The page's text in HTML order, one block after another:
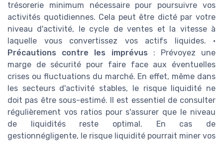
trésorerie minimum nécessaire pour poursuivre vos
activités quotidiennes. Cela peut être dicté par votre
niveau d'activité, le cycle de ventes et la vitesse à
laquelle vous convertissez vos actifs liquides. •
Précautions contre les imprévus : Prévoyez une
marge de sécurité pour faire face aux éventuelles
crises ou fluctuations du marché. En effet, même dans
les secteurs d'activité stables, le risque liquidité ne
doit pas être sous-estimé. Il est essentiel de consulter
régulièrement vos ratios pour s'assurer que le niveau
de liquidités reste optimal. En cas de
gestionnégligente, le risque liquidité pourrait miner vos